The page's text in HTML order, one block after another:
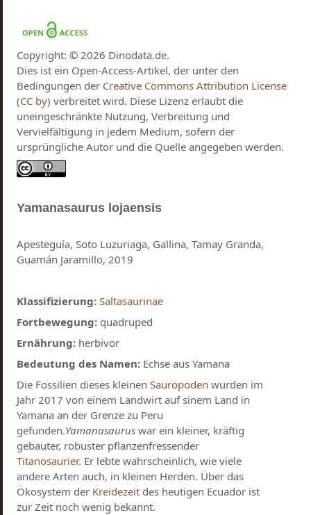
Copyright: © 2026 Dinodata.de.
Dies ist ein Open-Access-Artikel, der unter den
Bedingungen der Creative Commons Attribution License
(CC by) verbreitet wird. Diese Lizenz erlaubt die
uneingeschränkte Nutzung, Verbreitung und
Vervielfältigung in jedem Medium, sofern der
ursprüngliche Autor und die Quelle angegeben werden.
Yamanasaurus lojaensis
Apesteguía, Soto Luzuriaga, Gallina, Tamay Granda,
Guamán Jaramillo, 2019
Klassifizierung: Saltasaurinae
Fortbewegung: quadruped
Ernährung: herbivor
Bedeutung des Namen: Echse aus Yamana
Die Fossilien dieses kleinenSauropoden wurden im
Jahr 2017 von einem Landwirt auf sinem Land in
Yamana an der Grenze zu Peru
gefunden.Yamanasaurus war ein kleiner, kräftig
gebauter, robuster pflanzenfressender
Titanosaurier. Er lebte wahrscheinlich, wie viele
andere Arten auch, in kleinen Herden. Über das
Ökosystem der Kreidezeit des heutigen Ecuador ist
zur Zeit noch wenig bekannt.